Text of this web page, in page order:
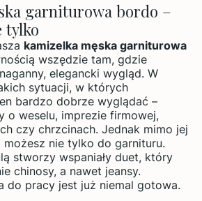
garniturowa bordo –
tylko
kamizelka męska garniturowa
wszędzie tam, gdzie
elegancki wygląd. W
sytuacji, w których
bardzo dobrze wyglądać –
o weselu, imprezie firmowej,
czy chrzcinach. Jednak mimo jej
możesz nie tylko do garnituru.
stworzy wspaniały duet, który
chinosy, a nawet jeansy.
do pracy jest już niemal gotowa.